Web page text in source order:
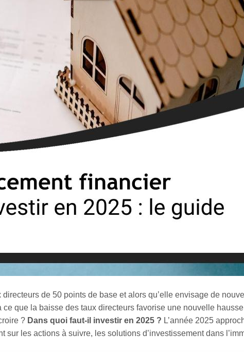
de 50 points de base et alors qu’elle envisage de
ce que la baisse des taux directeurs favorise une nouvelle
? Dans quoi faut-il investir en 2025 ? L’année 2025
sur les actions à suivre, les solutions d’investissement dans